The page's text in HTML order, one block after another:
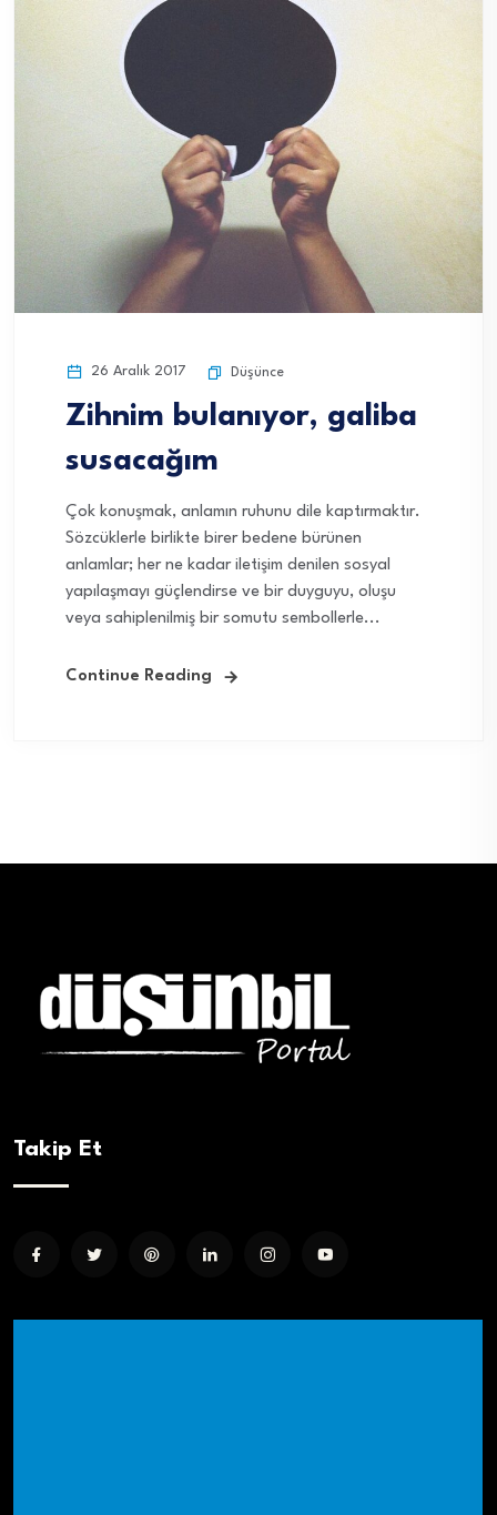
26 Aralık 2017 Düşünce
Zihnim bulanıyor, galiba
susacağım
Çok konuşmak, anlamın ruhunu dile kaptırmaktır.
Sözcüklerle birlikte birer bedene bürünen
anlamlar; her ne kadar iletişim denilen sosyal
yapılaşmayı güçlendirse ve bir duyguyu, oluşu
veya sahiplenilmiş bir somutu sembollerle...
Continue Reading
Takip Et